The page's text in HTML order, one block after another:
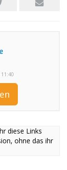
diese Links
ohne das ihr